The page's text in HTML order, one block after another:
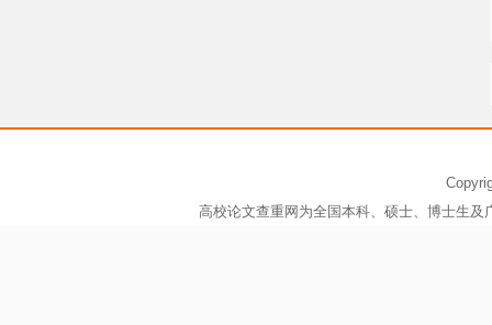
高校论文查重网为全国本科、硕士、博士生